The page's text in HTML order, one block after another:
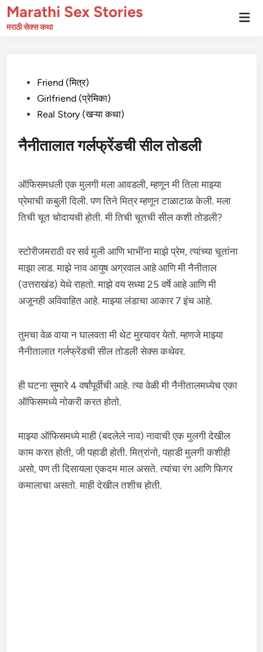
Skip
toMarathi Sex Stories
मराठी सेक्स कथा
PostedFriend (मित्र)
Girlfriend (प्रेमिका)
Real Story (खऱ्या कथा)
नैनीतालात गर्लफ्रेंडची सील तोडली
ऑफिसमधली एक मुलगी मला आवडली, म्हणून मी तिला माझ्या
प्रेमाची कबुली दिली. पण तिने मित्र म्हणून टाळाटाळ केली. मला
तिची चूत चोदायची होती. मी तिची चूतची सील कशी तोडली?
स्टोरीजमराठी वर सर्व मुली आणि भाभींना माझे प्रेम, त्यांच्या चूतांना
माझा लाड. माझे नाव आयुष अग्रवाल आहे आणि मी नैनीताल
(उत्तराखंड) येथे राहतो. माझे वय सध्या 25 वर्षे आहे आणि मी
अजूनही अविवाहित आहे. माझ्या लंडाचा आकार 7 इंच आहे.
तुमचा वेळ वाया न घालवता मी थेट मुद्द्यावर येतो. म्हणजे माझ्या
नैनीतालात गर्लफ्रेंडची सील तोडली सेक्स कथेवर.
ही घटना सुमारे 4 वर्षांपूर्वीची आहे. त्या वेळी मी नैनीतालमध्येच एका
ऑफिसमध्ये नोकरी करत होतो.
माझ्या ऑफिसमध्ये माही (बदलेले नाव) नावाची एक मुलगी देखील
काम करत होती, जी पहाडी होती. मित्रांनो, पहाडी मुलगी कशीही
असो, पण ती दिसायला एकदम माल असते. त्यांचा रंग आणि फिगर
कमालाचा असतो. माही देखील तशीच होती.